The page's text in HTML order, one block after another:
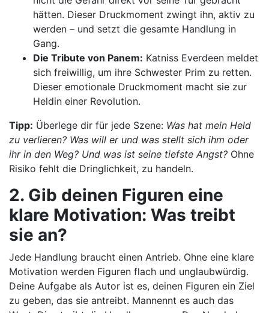
hätten. Dieser Druckmoment zwingt ihn, aktiv zu
werden – und setzt die gesamte Handlung in
Gang.
Die Tribute von Panem: Katniss Everdeen meldet
sich freiwillig, um ihre Schwester Prim zu retten.
Dieser emotionale Druckmoment macht sie zur
Heldin einer Revolution.
Tipp: Überlege dir für jede Szene: Was hat mein Held
zu verlieren? Was will er und was stellt sich ihm oder
ihr in den Weg? Und was ist seine tiefste Angst? Ohne
Risiko fehlt die Dringlichkeit, zu handeln.
2. Gib deinen Figuren eine
klare Motivation: Was treibt
sie an?
Jede Handlung braucht einen Antrieb. Ohne eine klare
Motivation werden Figuren flach und unglaubwürdig.
Deine Aufgabe als Autor ist es, deinen Figuren ein Ziel
zu geben, das sie antreibt. Mannennt es auch das